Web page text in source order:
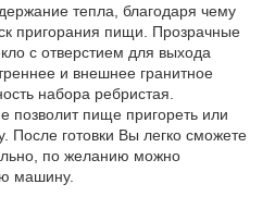
тепла, благодаря чему
пригорания пищи. Прозрачные
с отверстием для выхода
и внешнее гранитное
набора ребристая.
позволит пище пригореть или
После готовки Вы легко сможете
по желанию можно
машину.